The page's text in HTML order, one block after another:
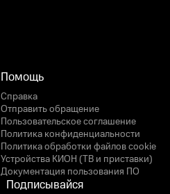
Помощь
Справка
Отправить обращение
Пользовательское соглашение
Политика конфиденциальности
Политика обработки файлов cookie
Устройства КИОН (ТВ и приставки)
Документация пользования ПО
Подписывайся